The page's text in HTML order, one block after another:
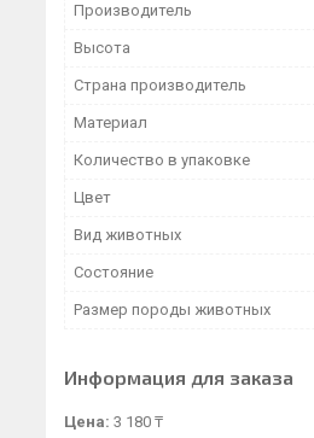
Производитель
Высота
Страна производитель
Материал
Количество в упаковке
Цвет
Вид животных
Состояние
Размер породы животных
Информация для заказа
Цена: 3 180 ₸